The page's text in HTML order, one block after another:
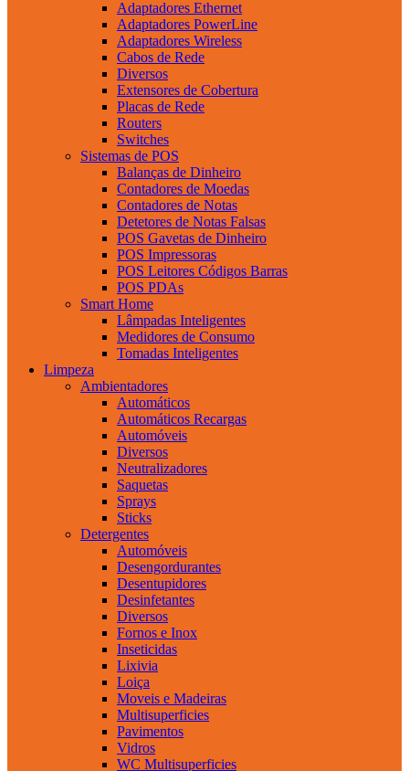
Adaptadores Ethernet
Adaptadores PowerLine
Adaptadores Wireless
Cabos de Rede
Diversos
Extensores de Cobertura
Placas de Rede
Routers
Switches
Sistemas de POS
Balanças de Dinheiro
Contadores de Moedas
Contadores de Notas
Detetores de Notas Falsas
POS Gavetas de Dinheiro
POS Impressoras
POS Leitores Códigos Barras
POS PDAs
Smart Home
Lâmpadas Inteligentes
Medidores de Consumo
Tomadas Inteligentes
Limpeza
Ambientadores
Automáticos
Automáticos Recargas
Automóveis
Diversos
Neutralizadores
Saquetas
Sprays
Sticks
Detergentes
Automóveis
Desengordurantes
Desentupidores
Desinfetantes
Diversos
Fornos e Inox
Inseticidas
Lixivia
Loiça
Moveis e Madeiras
Multisuperficies
Pavimentos
Vidros
WC Multisuperficies